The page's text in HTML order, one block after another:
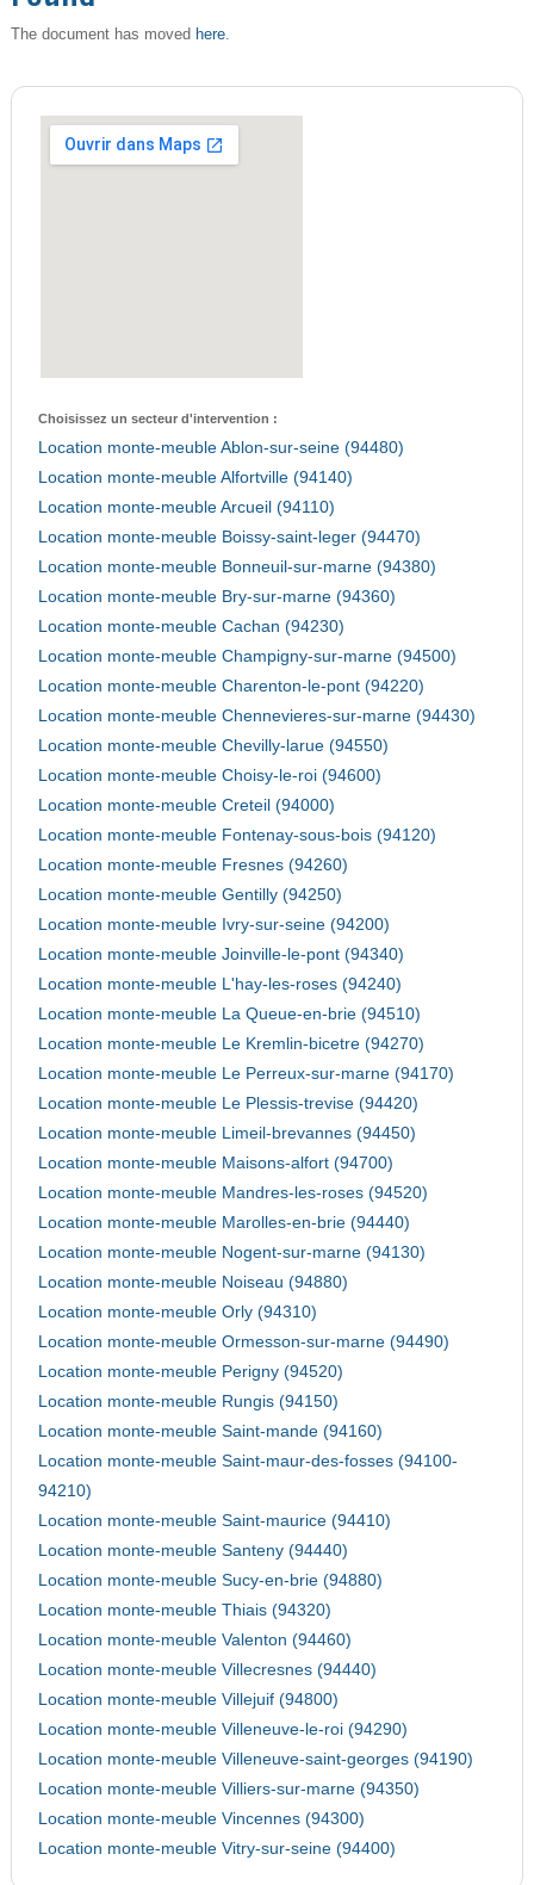
The document has moved here.
Choisissez un secteur d'intervention :
Location monte-meuble Ablon-sur-seine (94480)
Location monte-meuble Alfortville (94140)
Location monte-meuble Arcueil (94110)
Location monte-meuble Boissy-saint-leger (94470)
Location monte-meuble Bonneuil-sur-marne (94380)
Location monte-meuble Bry-sur-marne (94360)
Location monte-meuble Cachan (94230)
Location monte-meuble Champigny-sur-marne (94500)
Location monte-meuble Charenton-le-pont (94220)
Location monte-meuble Chennevieres-sur-marne (94430)
Location monte-meuble Chevilly-larue (94550)
Location monte-meuble Choisy-le-roi (94600)
Location monte-meuble Creteil (94000)
Location monte-meuble Fontenay-sous-bois (94120)
Location monte-meuble Fresnes (94260)
Location monte-meuble Gentilly (94250)
Location monte-meuble Ivry-sur-seine (94200)
Location monte-meuble Joinville-le-pont (94340)
Location monte-meuble L'hay-les-roses (94240)
Location monte-meuble La Queue-en-brie (94510)
Location monte-meuble Le Kremlin-bicetre (94270)
Location monte-meuble Le Perreux-sur-marne (94170)
Location monte-meuble Le Plessis-trevise (94420)
Location monte-meuble Limeil-brevannes (94450)
Location monte-meuble Maisons-alfort (94700)
Location monte-meuble Mandres-les-roses (94520)
Location monte-meuble Marolles-en-brie (94440)
Location monte-meuble Nogent-sur-marne (94130)
Location monte-meuble Noiseau (94880)
Location monte-meuble Orly (94310)
Location monte-meuble Ormesson-sur-marne (94490)
Location monte-meuble Perigny (94520)
Location monte-meuble Rungis (94150)
Location monte-meuble Saint-mande (94160)
Location monte-meuble Saint-maur-des-fosses (94100-
94210)
Location monte-meuble Saint-maurice (94410)
Location monte-meuble Santeny (94440)
Location monte-meuble Sucy-en-brie (94880)
Location monte-meuble Thiais (94320)
Location monte-meuble Valenton (94460)
Location monte-meuble Villecresnes (94440)
Location monte-meuble Villejuif (94800)
Location monte-meuble Villeneuve-le-roi (94290)
Location monte-meuble Villeneuve-saint-georges (94190)
Location monte-meuble Villiers-sur-marne (94350)
Location monte-meuble Vincennes (94300)
Location monte-meuble Vitry-sur-seine (94400)